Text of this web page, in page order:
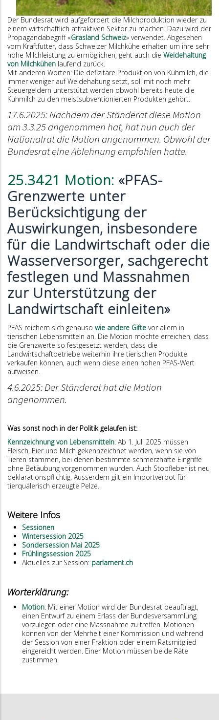
Der Bundesrat wird aufgefordert die Milchproduktion wieder zu
einem wirtschaftlich attraktiven Sektor zu machen. Dazu wird der
Propagandabegriff «Grasland Schweiz» verwendet. Abgesehen
vom Kraftfutter, dass Schweizer Milchkühe erhalten um ihre sehr
hohe Milchleistung zu ermöglichen, geht auch die Weidehaltung
von Milchkühen laufend zurück.
Mit anderen Worten: Die defizitäre Produktion von Kuhmilch, die
immer weniger auf Weidehaltung setzt, soll mit noch mehr
Steuergeldern unterstützt werden obwohl bereits heute die
Kuhmilch zu den meistsubventionierten Produkten gehört.
17.6.2025: Nachdem der Ständerat diese Motion
am 3.3.25 angenommen hat, hat nun auch der
Nationalrat die Motion angenommen. Obwohl der
Bundesrat eine Ablehnung empfohlen hatte.
25.3421 Motion: «PFAS-
Grenzwerte unter
Berücksichtigung der
Auswirkungen, insbesondere
für die Landwirtschaft oder die
Wasserversorger, sachgerecht
festlegen und Massnahmen
zur Unterstützung der
Landwirtschaft einleiten»
PFAS reichern sich genauso wie andere Gifte vor allem in
tierischen Lebensmitteln an. Die Motion möchte erreichen, dass
die Grenzwerte so festgesetzt werden, dass die
Landwirtschaftbetriebe weiterhin ihre tierischen Produkte
verkaufen können, auch wenn diese einen hohen PFAS-Wert
aufweisen.
4.6.2025: Der Ständerat hat die Motion
angenommen.
Was sonst noch in der Politik gelaufen ist:
Kennzeichnung von Lebensmitteln: Ab 1. Juli 2025 müssen
Fleisch, Eier und Milch gekennzeichnet werden, wenn sie von
Tieren stammen, bei denen bestimmte schmerzhafte Eingriffe
ohne Betäubung vorgenommen wurden. Auch Stopfleber ist neu
deklarationspflichtig. Ausserdem gilt ein Importverbot für
tierquälerisch erzeugte Pelze.
Weitere Infos
Sessionen
Wintersession 2025
Sondersession Mai 2025
Frühlingssession 2025
Aktuelles zur Session: parlament.ch
Worterklärung:
Motion: Mit einer Motion wird der Bundesrat beauftragt,
einen Entwurf zu einem Erlass der Bundesversammlung
vorzulegen oder eine Massnahme zu treffen. Motionen
können von der Mehrheit einer Kommission und während
der Session von einer Fraktion oder einem Ratsmitglied
eingereicht werden. Einer Motion müssen beide Räte
zustimmen.